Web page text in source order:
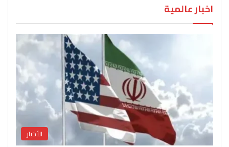
اخبار عالمية
الأخبار